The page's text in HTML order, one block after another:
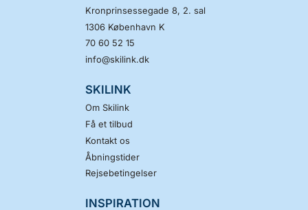
Kronprinsessegade 8, 2. sal
1306 København K
70 60 52 15
info@skilink.dk
SKILINK
Om Skilink
Få et tilbud
Kontakt os
Åbningstider
Rejsebetingelser
INSPIRATION